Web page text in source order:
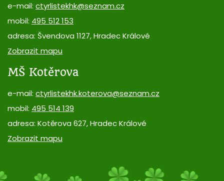
e-mail: ctyrlistekhk@seznam.cz
mobil: 495 512 153
adresa: Švendova 1127, Hradec Králové
Zobrazit mapu
MŠ Kotěrova
e-mail: ctyrlistekhk.koterova@seznam.cz
mobil: 495 514 139
adresa: Kotěrova 627, Hradec Králové
Zobrazit mapu